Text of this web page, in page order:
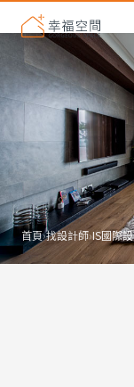
首頁›找設計師›IS國際